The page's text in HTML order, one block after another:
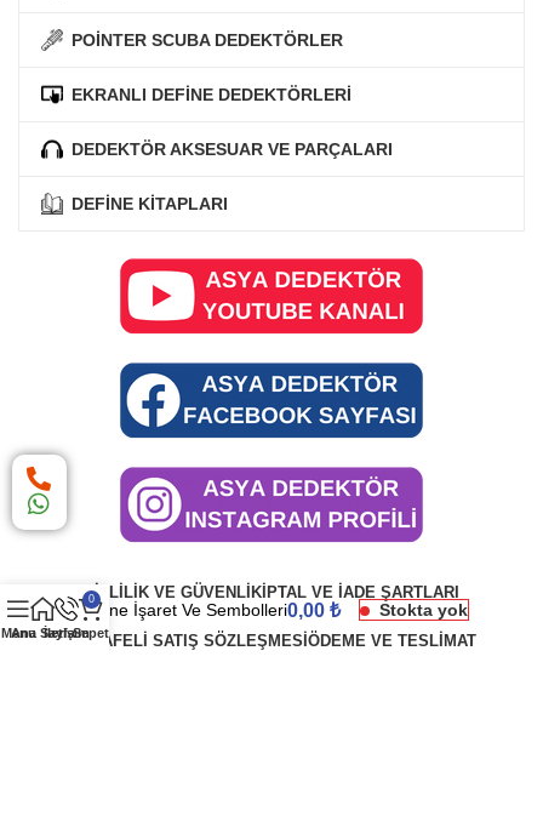
POİNTER SCUBA DEDEKTÖRLER
EKRANLI DEFİNE DEDEKTÖRLERİ
DEDEKTÖR AKSESUAR VE PARÇALARI
DEFİNE KİTAPLARI
GIZLILIK VE GÜVENLIK İPTAL VE İADE ŞARTLARI
MESAFELI SATIŞ SÖZLEŞMESI ÖDEME VE TESLIMAT
Define İşaret Ve Sembolleri0,00 ₺ Stokta yok
Menu
Ana Sayfa
İletişim
0
Sepet